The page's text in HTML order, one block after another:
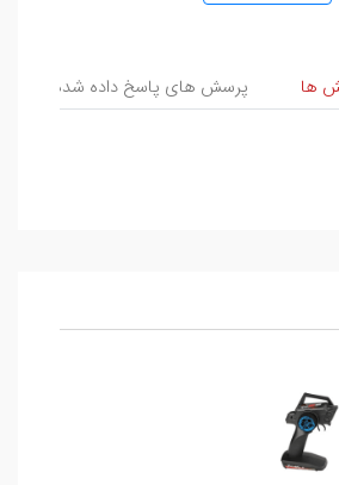
ها پرسش های پاسخ داده شده